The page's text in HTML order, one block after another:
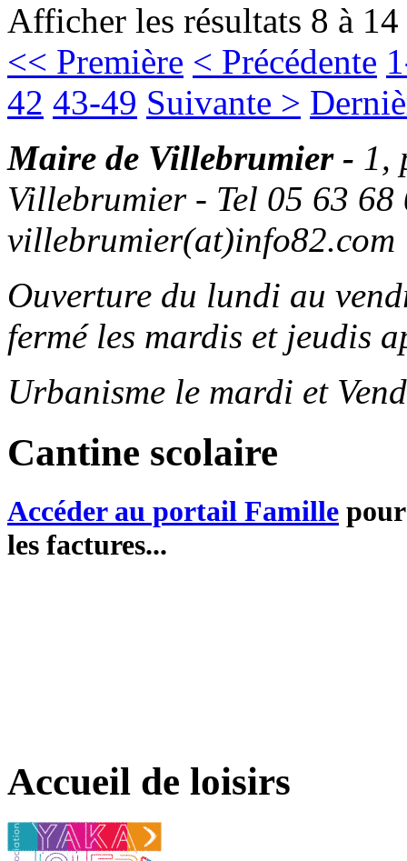
Afficher les résultats 8 à
<< Première < Précédente
42 43-49 Suivante >
Maire de Villebrumier - 1,
Villebrumier - Tel 05 63
villebrumier(at)info82.com
Ouverture du lundi au
fermé les mardis et jeudis
Urbanisme le mardi et
Cantine scolaire
Accéder au portail Famille
les factures...
Accueil de loisirs